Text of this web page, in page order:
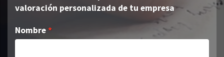
valoración personalizada de tu empresa
Nombre